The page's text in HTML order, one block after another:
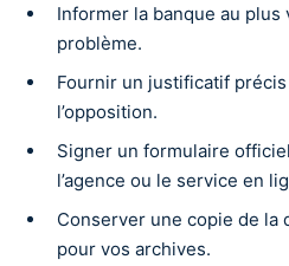
Informer la banque au
problème.
Fournir un justificatif
l’opposition.
Signer un formulaire
l’agence ou le service en
Conserver une copie de la
pour vos archives.